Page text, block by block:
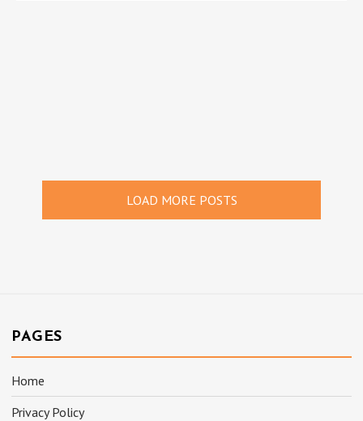
LOAD MORE POSTS
PAGES
Home
Privacy Policy